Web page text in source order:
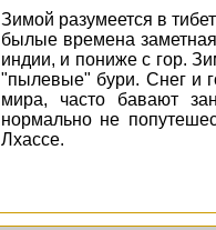
Зимой разумеется в
былые времена
индии, и пониже с гор.
"пылевые" бури. Снег и
мира, часто бавают
нормально не
Лхассе.